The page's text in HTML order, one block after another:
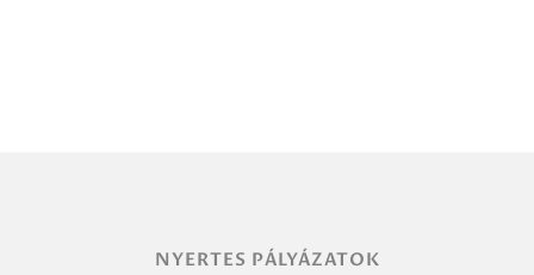
NYERTES PÁLYÁZATOK